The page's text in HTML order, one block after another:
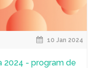
10 Jan 2024
2024 - program de